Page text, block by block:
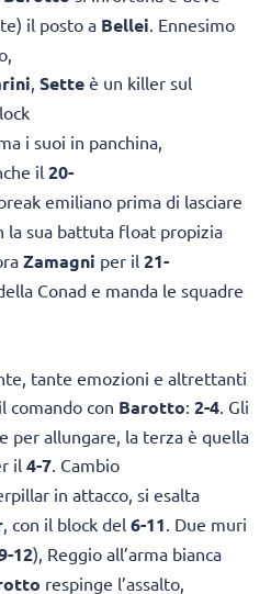
il posto a Bellei . Ennesimo
Sette è un killer sul
i suoi in panchina,
il 20-
emiliano prima di lasciare
la sua battuta float propizia
Zamagni per il 21-
Conad e manda le squadre
tante emozioni e altrettanti
comando con Barotto: 2-4 . Gli
per allungare, la terza è quella
il 4-7 . Cambio
in attacco, si esalta
, con il block del 6-11 . Due muri
12), Reggio all’arma bianca
respinge l’assalto,